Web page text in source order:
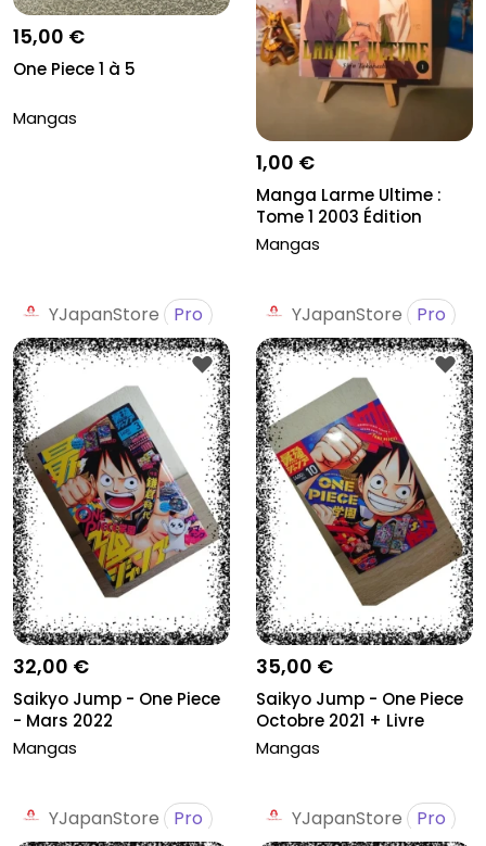
15,00 €
One Piece 1 à 5
Mangas
1,00 €
Manga Larme Ultime :
Tome 1 2003 Édition
Delcourt
Mangas
YJapanStore Pro
32,00 €
Saikyo Jump - One Piece
- Mars 2022
Mangas
YJapanStore Pro
35,00 €
Saikyo Jump - One Piece
Octobre 2021 + Livre
Chopp...
Mangas
YJapanStore Pro YJapanStore Pro